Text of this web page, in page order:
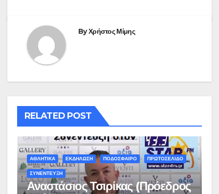
ByΧρήστος Μίμης
RELATED POST
ΑΘΛΗΤΙΚΑ ΕΚΔΗΛΩΣΗ ΠΟΔΟΣΦΑΙΡΟ ΠΡΩΤΟΣΕΛΙΔΟ
ΣΥΝΕΝΤΕΥΞΗ
Αναστάσιος Τσιρίκας (Πρόεδρος